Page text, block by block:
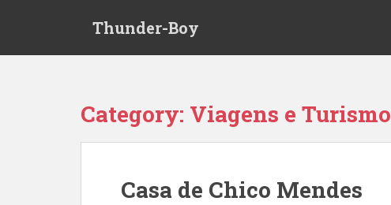
Thunder-Boy
Category: Viagens e Turismo
Casa de Chico Mendes